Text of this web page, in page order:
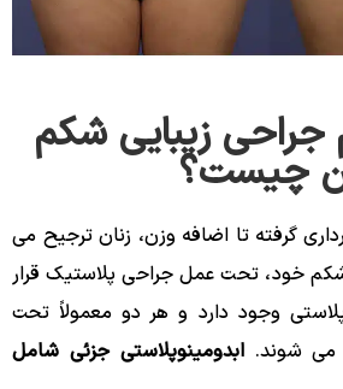
جراحی زیبایی شکم
چیست؟
گرفته تا اضافه وزن، زنان ترجیح می
خود، تحت عمل جراحی پلاستیک قرار
وجود دارد و هر دو معمولاً تحت
می شوند.ابدومینوپلاستی جزئی شامل